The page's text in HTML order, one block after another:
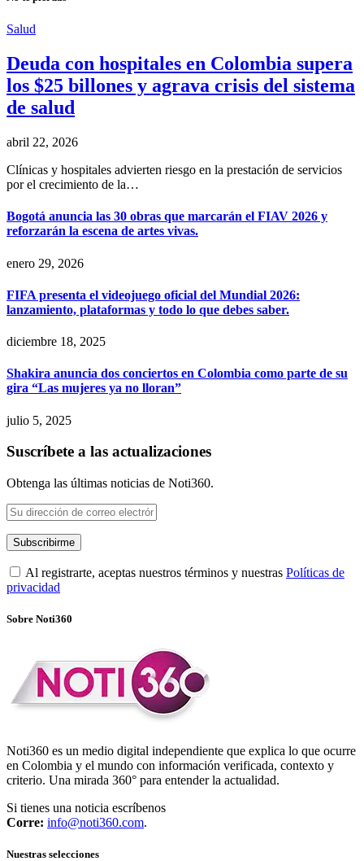
Salud
Deuda con hospitales en Colombia supera
los $25 billones y agrava crisis del sistema
de salud
abril 22, 2026
Clínicas y hospitales advierten riesgo en la prestación de servicios
por el crecimiento de la…
Bogotá anuncia las 30 obras que marcarán el FIAV 2026 y
reforzarán la escena de artes vivas.
enero 29, 2026
FIFA presenta el videojuego oficial del Mundial 2026:
lanzamiento, plataformas y todo lo que debes saber.
diciembre 18, 2025
Shakira anuncia dos conciertos en Colombia como parte de su
gira “Las mujeres ya no lloran”
julio 5, 2025
Suscríbete a las actualizaciones
Obtenga las últimas noticias de Noti360.
Al registrarte, aceptas nuestros términos y nuestras Políticas de
privacidad
Sobre Noti360
Noti360 es un medio digital independiente que explica lo que ocurre
en Colombia y el mundo con información verificada, contexto y
criterio. Una mirada 360° para entender la actualidad.
Si tienes una noticia escríbenos
Corre: info@noti360.com.
Nuestras selecciones